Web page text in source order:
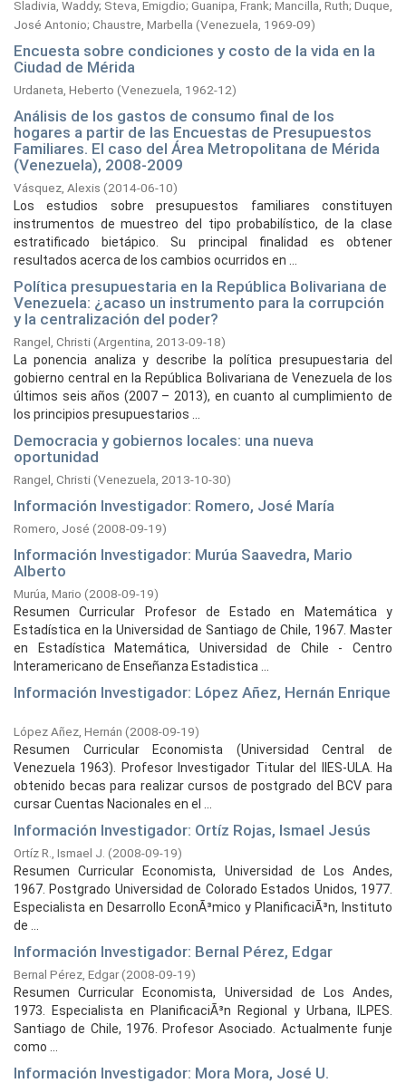
Sladivia, Waddy; Steva, Emigdio; Guanipa, Frank; Mancilla, Ruth; Duque,
José Antonio; Chaustre, Marbella (Venezuela, 1969-09)
Encuesta sobre condiciones y costo de la vida en la
Ciudad de Mérida
Urdaneta, Heberto (Venezuela, 1962-12)
Análisis de los gastos de consumo final de los
hogares a partir de las Encuestas de Presupuestos
Familiares. El caso del Área Metropolitana de Mérida
(Venezuela), 2008-2009
Vásquez, Alexis (2014-06-10)
Los estudios sobre presupuestos familiares constituyen
instrumentos de muestreo del tipo probabilístico, de la clase
estratificado bietápico. Su principal finalidad es obtener
resultados acerca de los cambios ocurridos en ...
Política presupuestaria en la República Bolivariana de
Venezuela: ¿acaso un instrumento para la corrupción
y la centralización del poder?
Rangel, Christi(Argentina, 2013-09-18)
La ponencia analiza y describe la política presupuestaria del
gobierno central en la República Bolivariana de Venezuela de los
últimos seis años (2007 – 2013), en cuanto al cumplimiento de
los principios presupuestarios ...
Democracia y gobiernos locales: una nueva
oportunidad
Rangel, Christi(Venezuela, 2013-10-30)
Información Investigador: Romero, José María
Romero, José (2008-09-19)
Información Investigador: Murúa Saavedra, Mario
Alberto
Murúa, Mario (2008-09-19)
Resumen Curricular Profesor de Estado en Matemática y
Estadística en la Universidad de Santiago de Chile, 1967. Master
en Estadística Matemática, Universidad de Chile - Centro
Interamericano de Enseñanza Estadistica ...
Información Investigador: López Añez, Hernán Enrique
López Añez, Hernán (2008-09-19)
Resumen Curricular Economista (Universidad Central de
Venezuela 1963). Profesor Investigador Titular del IIES-ULA. Ha
obtenido becas para realizar cursos de postgrado del BCV para
cursar Cuentas Nacionales en el ...
Información Investigador: Ortíz Rojas, Ismael Jesús
Ortíz R., Ismael J. (2008-09-19)
Resumen Curricular Economista, Universidad de Los Andes,
1967. Postgrado Universidad de Colorado Estados Unidos, 1977.
Especialista en Desarrollo EconÃ³mico y PlanificaciÃ³n, Instituto
de ...
Información Investigador: Bernal Pérez, Edgar
Bernal Pérez, Edgar(2008-09-19)
Resumen Curricular Economista, Universidad de Los Andes,
1973. Especialista en PlanificaciÃ³n Regional y Urbana, ILPES.
Santiago de Chile, 1976. Profesor Asociado. Actualmente funje
como ...
Información Investigador: Mora Mora, José U.